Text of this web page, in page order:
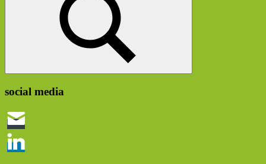
Suchen
social media